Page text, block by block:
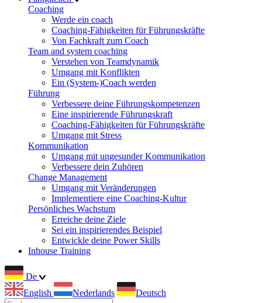
Coaching
Werde ein coach
Coaching-Fähigkeiten für Führungskräfte
Von Fachkraft zum Coach
Team and system coaching
Verstehen von Teamdynamik
Umgang mit Konflikten
Ein (System-)Coach werden
Führung
Verbessere deine Führungskompetenzen
Eine inspirierende Führungskraft
Coaching-Fähigkeiten für Führungskräfte
Umgang mit Stress
Kommunikation
Umgang mit ungesunder Kommunikation
Verbessere dein Zuhören
Change Management
Umgang mit Veränderungen
Implementiere eine Coaching-Kultur
Persönliches Wachstum
Erreiche deine Ziele
Sei ein inspirierendes Beispiel
Entwickle deine Power Skills
Inhouse Training
De
English
Nederlands Deutsch